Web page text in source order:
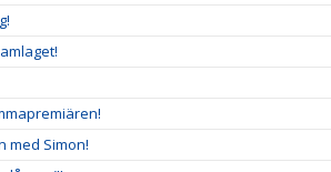
med Simon!